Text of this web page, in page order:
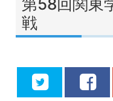
第58回関東
戦